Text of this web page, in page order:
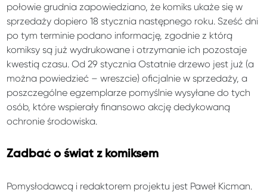
połowie grudnia zapowiedziano, że komiks ukaże się w
sprzedaży dopiero 18 stycznia następnego roku. Sześć dni
po tym terminie podano informację, zgodnie z którą
komiksy są już wydrukowane i otrzymanie ich pozostaje
kwestią czasu. Od 29 stycznia Ostatnie drzewo jest już (a
można powiedzieć – wreszcie) oficjalnie w sprzedaży, a
poszczególne egzemplarze pomyślnie wysyłane do tych
osób, które wspierały finansowo akcję dedykowaną
ochronie środowiska.
Zadbać o świat z komiksem
Pomysłodawcą i redaktorem projektu jest Paweł Kicman.